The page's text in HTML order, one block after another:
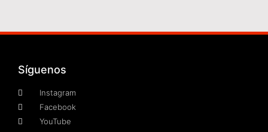
Síguenos
Instagram
Facebook
YouTube